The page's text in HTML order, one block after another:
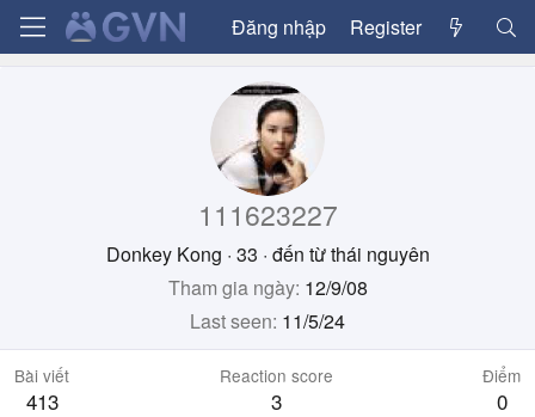
Đăng nhập Register
111623227
Donkey Kong · 33 · đến từthái nguyên
Tham gia ngày 12/9/08
Last seen 11/5/24
Bài viết
413
Reaction score
3
Điểm
0